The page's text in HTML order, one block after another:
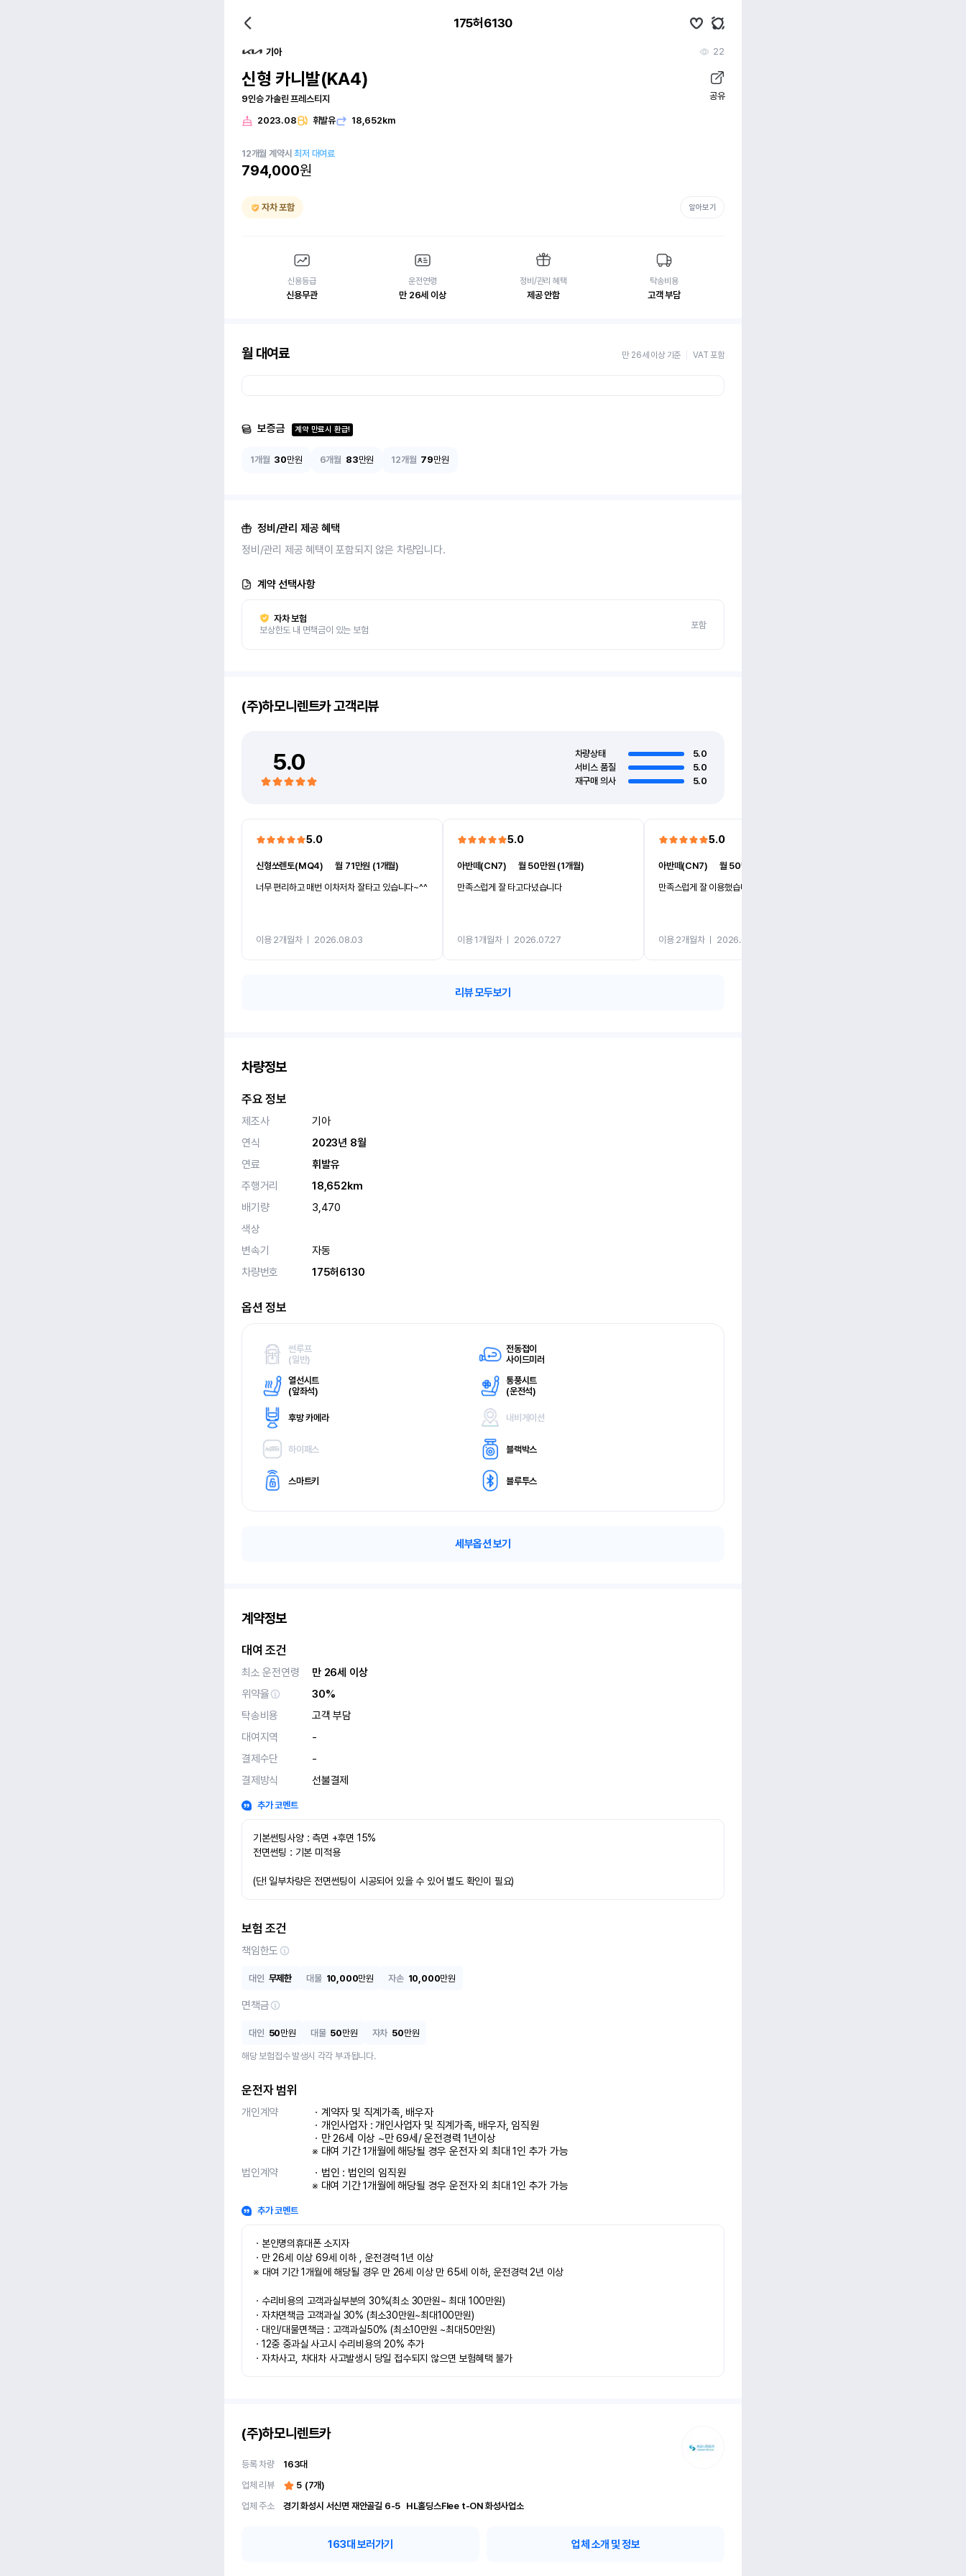
175허6130
기아 22
신형 카니발(KA4)
9인승 가솔린 프레스티지 공유
2023.08 휘발유 18,652km
12개월 계약시최저 대여료
794,000원
자차 포함 알아보기
신용등급
신용무관
운전연령
만 26세 이상
정비/관리 혜택
제공 안함
탁송비용
고객 부담
월 대여료 만 26세 이상 기준 VAT 포함
보증금 계약 만료시 환급!
1개월 30만원 6개월 83만원 12개월 79만원
정비/관리 제공 혜택
정비/관리 제공 혜택이 포함되지 않은 차량입니다.
계약 선택사항
자차 보험
보상한도 내 면책금이 있는 보험
포함
(주)하모니렌트카고객리뷰
5.0 차량상태
5.0
서비스 품질
5.0
재구매 의사
5.0
5.0
신형쏘렌토(MQ4) ㅣ월 71만원 (1개월)
너무 편리하고 매번 이차저차 잘타고 있습니다~^^
이용 2개월차ㅣ 2026.08.03
5.0
아반떼(CN7)
월 50만원 (1개월)
만족스럽게 잘 타고다녔습니다
이용 1개월차ㅣ 2026.07.27
5.0
아반떼(CN7)
월 50만원 (1개월)
만족스럽게 잘 이용했습니다
이용 2개월차ㅣ 2026.07.27
리뷰 모두보기
차량정보
주요 정보
제조사
기아
연식
2023년 8월
연료
휘발유
주행거리
18,652km
배기량
3,470
색상
변속기
자동
차량번호
175허6130
옵션 정보
썬루프
(일반)
전동접이
사이드미러
열선시트
(앞좌석)
통풍시트
(운전석)
후방 카메라 내비게이션
하이패스 블랙박스
스마트키 블루투스
세부옵션 보기
계약정보
대여 조건
최소 운전연령
만 26세 이상
위약율
30%
탁송비용
고객 부담
대여지역
-
결제수단
-
결제방식
선불결제
추가 코멘트
기본썬팅사양 : 측면 +후면 15%
전면썬팅 : 기본 미적용
(단! 일부차량은 전면썬팅이 시공되어 있을 수 있어 별도 확인이 필요)
보험 조건
책임한도
대인 무제한 대물 10,000만원 자손 10,000만원
면책금
대인 50만원 대물 50만원 자차 50만원
해당 보험접수 발생시 각각 부과됩니다.
운전자 범위
개인계약
ㆍ계약자 및 직계가족, 배우자
ㆍ개인사업자 : 개인사업자 및 직계가족, 배우자, 임직원
ㆍ만 26세 이상 ~만 69세/ 운전경력 1년이상
※ 대여 기간 1개월에 해당될 경우 운전자 외 최대 1인 추가 가능
법인계약
ㆍ법인 : 법인의 임직원
※ 대여 기간 1개월에 해당될 경우 운전자 외 최대 1인 추가 가능
추가 코멘트
ㆍ본인명의휴대폰 소지자
ㆍ만 26세 이상 69세 이하 , 운전경력 1년 이상
※ 대여 기간 1개월에 해당될 경우 만 26세 이상 만 65세 이하, 운전경력 2년 이상
ㆍ수리비용의 고객과실부분의 30%(최소 30만원~ 최대 100만원)
ㆍ자차면책금 고객과실 30% (최소30만원~최대100만원)
ㆍ대인/대물면책금 : 고객과실50% (최소10만원 ~최대50만원)
ㆍ12중 중과실 사고시 수리비용의 20% 추가
ㆍ자차사고, 차대차 사고발생시 당일 접수되지 않으면 보험혜택 불가
(주)하모니렌트카
등록 차량 163대
업체 리뷰
5 (7개)
업체 주소
경기 화성시 서신면 재안골길 6-5	 HL홀딩스Flee t-ON 화성사업소
163대 보러가기 업체 소개 및 정보